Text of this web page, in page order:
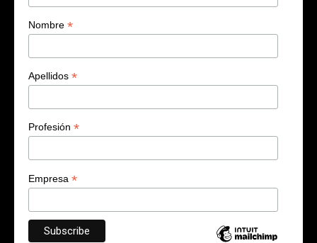
Nombre *
Apellidos *
Profesión *
Empresa *